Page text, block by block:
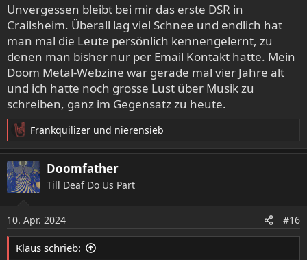
Unvergessen bleibt bei mir das erste DSR in
Crailsheim. Überall lag viel Schnee und endlich hat
man mal die Leute persönlich kennengelernt, zu
denen man bisher nur per Email Kontakt hatte. Mein
Doom Metal-Webzine war gerade mal vier Jahre alt
und ich hatte noch grosse Lust über Musik zu
schreiben, ganz im Gegensatz zu heute.
R
e
a
k
t
o
n
e
n
Frankquilizer und nierensieb
Doomfather
Till Deaf Do Us Part
10. Apr. 2024 #16
Klaus schrieb: